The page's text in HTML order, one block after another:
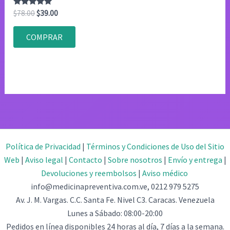
Valorado
con
4.75
de 5
$78.00El
original
era:
$39.00El
actual
es:
COMPRAR
Política de Privacidad | Términos y Condiciones de Uso del Sitio
Web | Aviso legal | Contacto | Sobre nosotros | Envío y entrega |
Devoluciones y reembolsos | Aviso médico
info@medicinapreventiva.com.ve, 0212 979 5275
Av. J. M. Vargas. C.C. Santa Fe. Nivel C3. Caracas. Venezuela
Lunes a Sábado: 08:00-20:00
Pedidos en línea disponibles 24 horas al día, 7 días a la semana.